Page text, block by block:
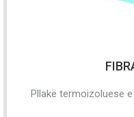
Pllakë termoizoluese